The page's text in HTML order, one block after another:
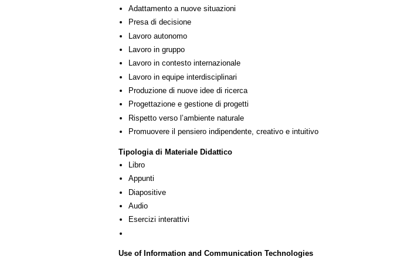
Adattamento a nuove situazioni
Presa di decisione
Lavoro autonomo
Lavoro in gruppo
Lavoro in contesto internazionale
Lavoro in equipe interdisciplinari
Produzione di nuove idee di ricerca
Progettazione e gestione di progetti
Rispetto verso l’ambiente naturale
Promuovere il pensiero indipendente, creativo e intuitivo
Tipologia di Materiale Didattico
Libro
Appunti
Diapositive
Audio
Esercizi interattivi
Use of Information and Communication Technologies